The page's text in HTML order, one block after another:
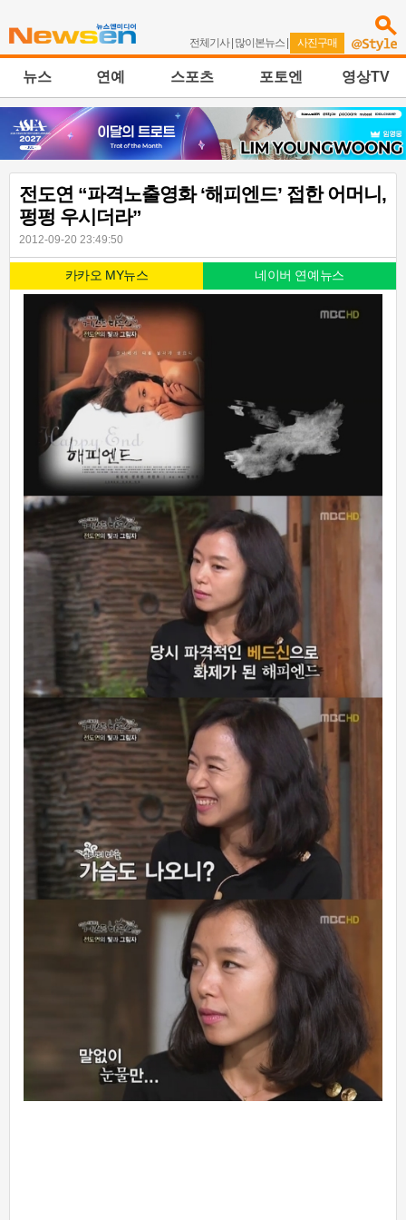
전체기사| 많이본뉴스 | 사진구매
뉴스 연예 스포츠 포토엔 영상TV
전도연 “파격노출영화 ‘해피엔드’ 접한 어머니,
펑펑 우시더라”
2012-09-20 23:49:50
카카오 MY뉴스 네이버 연예뉴스